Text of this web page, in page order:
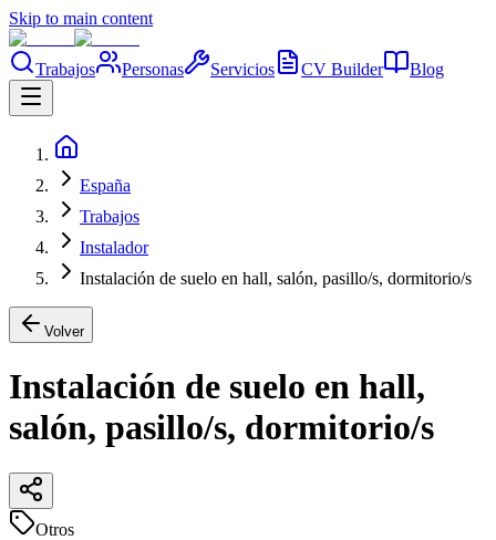
Skip to main content
Trabajos Personas Servicios CV Builder Blog
España
Trabajos
Instalador
Instalación de suelo en hall, salón, pasillo/s, dormitorio/s
Volver
Instalación de suelo en hall,
salón, pasillo/s, dormitorio/s
Otros